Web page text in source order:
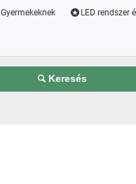
Gyermekeknek LED rendszer
Keresés